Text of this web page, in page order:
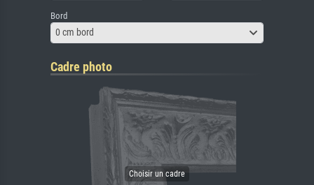
Bord
0 cm bord
Cadre photo